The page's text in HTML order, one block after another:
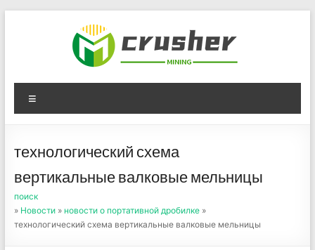
Оборудование для
дробления угля,
измельчения печного
порошка
технологический схема
вертикальные валковые мельницы
поиск
» Новости» новости о портативной дробилке»
технологический схема вертикальные валковые мельницы